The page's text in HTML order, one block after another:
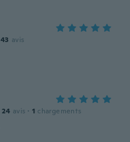
43 avis
24 avis · 1 chargements